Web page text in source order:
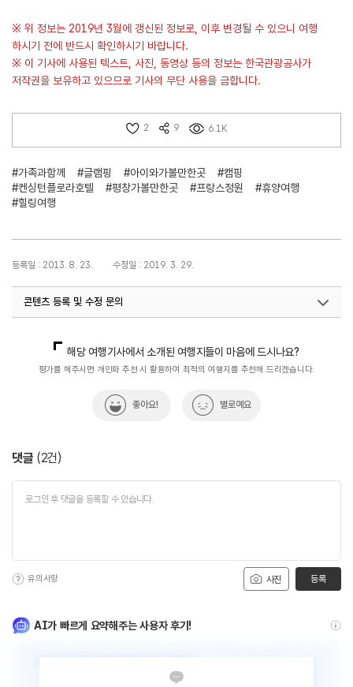
※ 위 정보는 2019년 3월에 갱신된 정보로, 이후 변경될 수 있으니 여행
하시기 전에 반드시 확인하시기 바랍니다.
※ 이 기사에 사용된 텍스트, 사진, 동영상 등의 정보는 한국관광공사가
저작권을 보유하고 있으므로 기사의 무단 사용을 금합니다.
2 9 6.1K
#가족과함께 #글램핑 #아이와가볼만한곳
#캠핑
#켄싱턴플로라호텔
#평창가볼만한곳 #프랑스정원
#휴양여행
#힐링여행
등록일 : 2013. 8. 23. 수정일 : 2019. 3. 29.
콘텐츠 등록 및 수정 문의
해당 여행기사에서 소개된 여행지들이 마음에 드시나요?
평가를 해주시면 개인화 추천 시 활용하여 최적의 여행지를 추천해 드리겠습니다.
좋아요! 별로예요
댓글 (2건)
사진
유의사항 등록
AI가 빠르게 요약해주는 사용자 후기!